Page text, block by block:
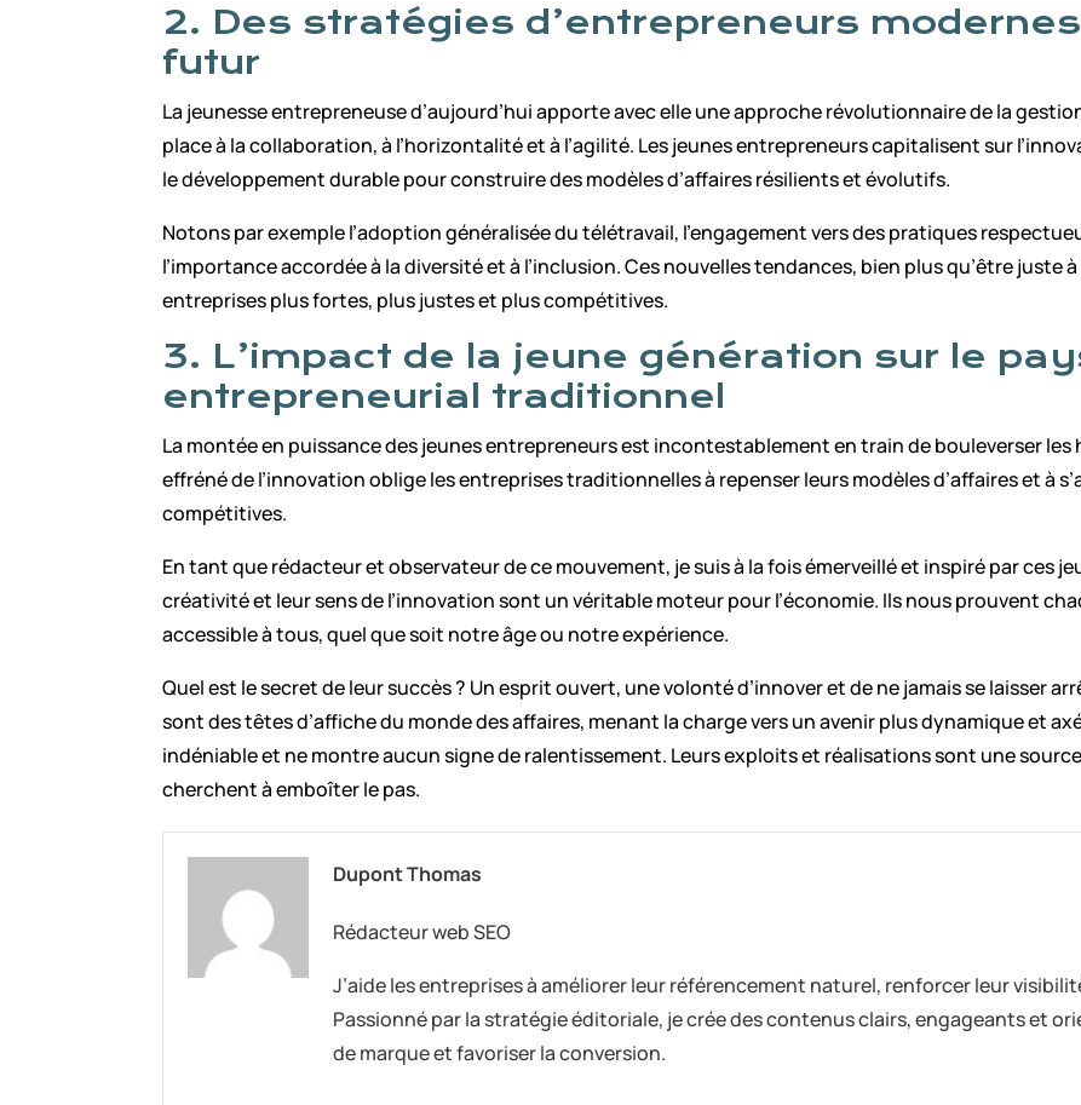
2. Des stratégies d’entrepreneurs
futur
La jeunesse entrepreneuse d’aujourd’hui apporte avec elle une approche révolutionnaire de la
place à la collaboration, à l’horizontalité et à l’agilité. Les jeunes entrepreneurs capitalisent sur
le développement durable pour construire des modèles d’affaires résilients et évolutifs.
Notons par exemple l’adoption généralisée du télétravail, l’engagement vers des pratiques
l’importance accordée à la diversité et à l’inclusion. Ces nouvelles tendances, bien plus qu’être
entreprises plus fortes, plus justes et plus compétitives.
3. L’impact de la jeune génération sur le
entrepreneurial traditionnel
La montée en puissance des jeunes entrepreneurs est incontestablement en train de bouleverser
effréné de l’innovation oblige les entreprises traditionnelles à repenser leurs modèles d’affaires et à
compétitives.
En tant que rédacteur et observateur de ce mouvement, je suis à la fois émerveillé et inspiré par ces
créativité et leur sens de l’innovation sont un véritable moteur pour l’économie. Ils nous prouvent
accessible à tous, quel que soit notre âge ou notre expérience.
Quel est le secret de leur succès ? Un esprit ouvert, une volonté d’innover et de ne jamais se laisser
sont des têtes d’affiche du monde des affaires, menant la charge vers un avenir plus dynamique et
indéniable et ne montre aucun signe de ralentissement. Leurs exploits et réalisations sont une
cherchent à emboîter le pas.
Dupont Thomas
Rédacteur web SEO
J’aide les entreprises à améliorer leur référencement naturel, renforcer leur
Passionné par la stratégie éditoriale, je crée des contenus clairs, engageants et
de marque et favoriser la conversion.